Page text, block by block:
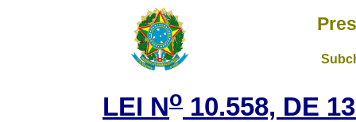
LEI No 10.558, DE